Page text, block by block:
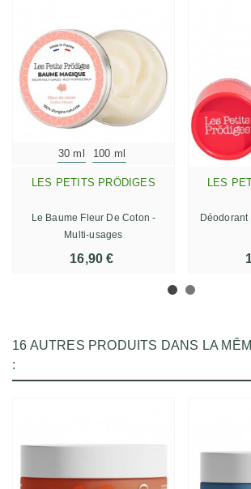
30 ml 100 ml
LES PETITS PRÖDIGES
Le Baume Fleur De Coton -
Multi-usages
16,90 €
LES
Déodorant
16 AUTRES PRODUITS DANS LA
: